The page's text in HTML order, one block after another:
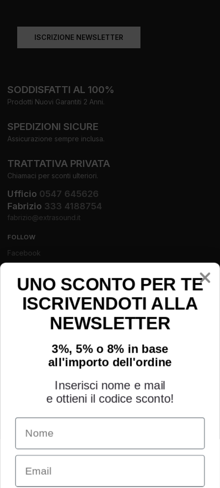
ISCRIZIONE NEWSLETTER
SODDISFATTI AL 100%
Prodotti Nuovi Garantiti 2 Anni.
SPEDIZIONI SICURE
Assicurazione sempre inclusa.
TRATTATIVA PRIVATA
Chiamaci per sconti ulteriori.
Ufficio 0547 645626
Fabrizio 333 4188754
fabrizio@extrasound.it
FOLLOW
Facebook
Instagram
Youtube
INFORMAZIONI
Chi siamo
Garanzia
Richiesta assistenza tecnica
UNO SCONTO PER TE
ISCRIVENDOTI ALLA
NEWSLETTER
3%, 5% o 8% in base
all'importo dell'ordine
Inserisci nome e mail
e ottieni il codice sconto!
Name
Email